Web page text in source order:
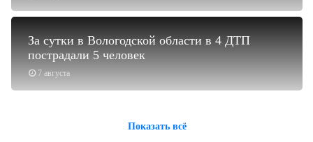
7 августа
За сутки в Вологодской области в 4 ДТП
пострадали 5 человек
Показать всё